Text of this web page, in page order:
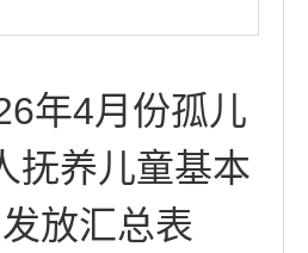
年4月份孤儿
抚养儿童基本
放汇总表